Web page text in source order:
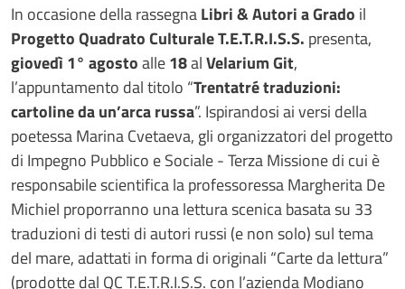
Testo evento
In occasione della rassegnaLibri & Autori a Grado il
Progetto Quadrato Culturale T.E.T.R.I.S.S. presenta,
giovedì 1° agostoalle18alVelarium Git,
l’appuntamento dal titolo “Trentatré traduzioni:
cartoline da un’arca russa”. Ispirandosi ai versi della
poetessa Marina Cvetaeva, gli organizzatori del progetto
di Impegno Pubblico e Sociale - Terza Missione di cui è
responsabile scientifica la professoressa Margherita De
Michiel proporranno una lettura scenica basata su 33
traduzioni di testi di autori russi (e non solo) sul tema
del mare, adattati in forma di originali “Carte da lettura”
(prodotte dal QC T.E.T.R.I.S.S. con l’azienda Modiano